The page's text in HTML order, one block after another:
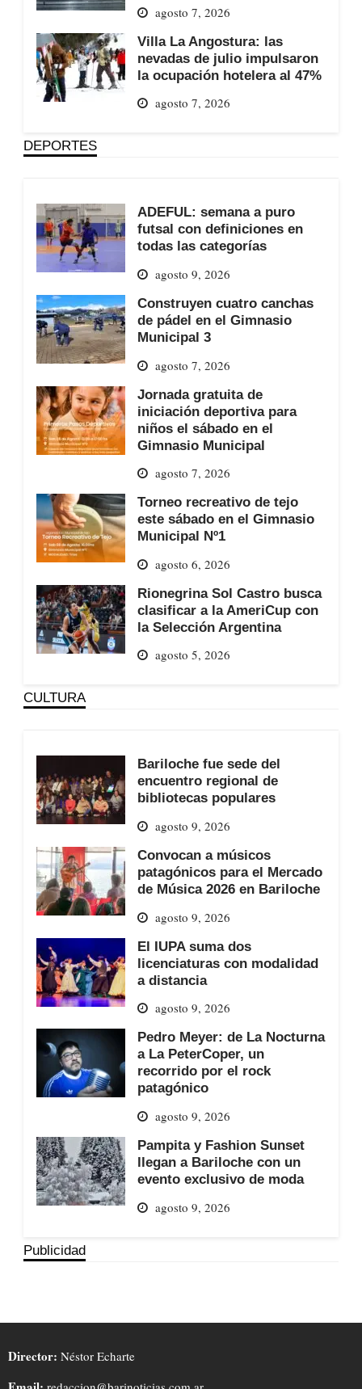
agosto 7, 2026
Villa La Angostura: las
nevadas de julio impulsaron
la ocupación hotelera al 47%
agosto 7, 2026
DEPORTES
ADEFUL: semana a puro
futsal con definiciones en
todas las categorías
agosto 9, 2026
Construyen cuatro canchas
de pádel en el Gimnasio
Municipal 3
agosto 7, 2026
Jornada gratuita de
iniciación deportiva para
niños el sábado en el
Gimnasio Municipal
agosto 7, 2026
Torneo recreativo de tejo
este sábado en el Gimnasio
Municipal Nº1
agosto 6, 2026
Rionegrina Sol Castro busca
clasificar a la AmeriCup con
la Selección Argentina
agosto 5, 2026
CULTURA
Bariloche fue sede del
encuentro regional de
bibliotecas populares
agosto 9, 2026
Convocan a músicos
patagónicos para el Mercado
de Música 2026 en Bariloche
agosto 9, 2026
El IUPA suma dos
licenciaturas con modalidad
a distancia
agosto 9, 2026
Pedro Meyer: de La Nocturna
a La PeterCoper, un
recorrido por el rock
patagónico
agosto 9, 2026
Pampita y Fashion Sunset
llegan a Bariloche con un
evento exclusivo de moda
agosto 9, 2026
Publicidad
Director: Néstor Echarte